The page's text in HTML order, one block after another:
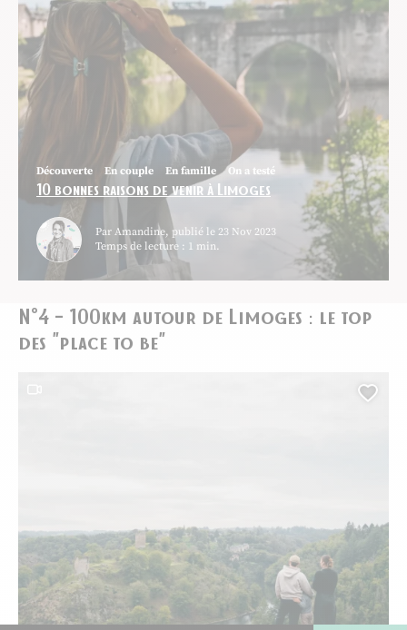
10 bonnes raisons de venir à Limoges
Découverte En couple En famille On a testé
Par Amandine, publié le 23 Nov 2023
Temps de lecture : 1 min.
N°4 – 100km autour de Limoges : le top
des "place to be"